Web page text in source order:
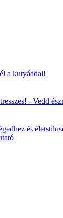
a kutyáddal!
- Vedd
és